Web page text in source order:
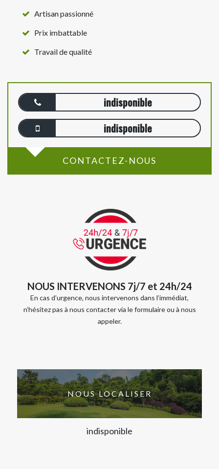
Artisan passionné
Prix imbattable
Travail de qualité
indisponible
indisponible
CONTACTEZ-NOUS
NOUS INTERVENONS 7j/7 et 24h/24
En cas d’urgence, nous intervenons dans l’immédiat,
n’hésitez pas à nous contacter via le formulaire ou à nous
appeler.
NOUS LOCALISER
indisponible